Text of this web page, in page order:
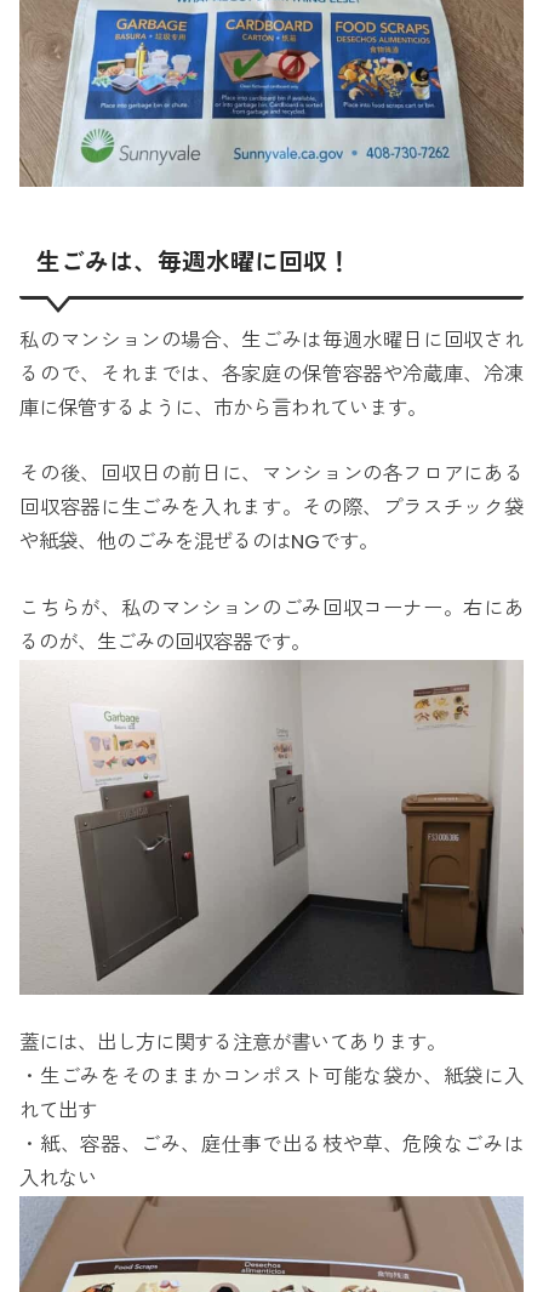
生ごみは、毎週水曜に回収！
私のマンションの場合、生ごみは毎週水曜日に回収され
るので、それまでは、各家庭の保管容器や冷蔵庫、冷凍
庫に保管するように、市から言われています。
その後、回収日の前日に、マンションの各フロアにある
回収容器に生ごみを入れます。その際、プラスチック袋
や紙袋、他のごみを混ぜるのはNGです。
こちらが、私のマンションのごみ回収コーナー。右にあ
るのが、生ごみの回収容器です。
蓋には、出し方に関する注意が書いてあります。
・生ごみをそのままかコンポスト可能な袋か、紙袋に入
れて出す
・紙、容器、ごみ、庭仕事で出る枝や草、危険なごみは
入れない